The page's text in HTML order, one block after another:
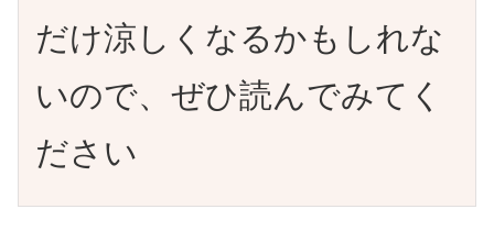
だけ涼しくなるかもしれな
いので、ぜひ読んでみてく
ださい